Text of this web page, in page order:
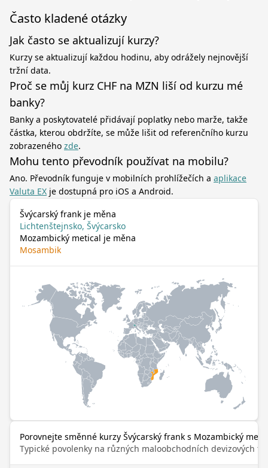
Často kladené otázky
Jak často se aktualizují kurzy?
Kurzy se aktualizují každou hodinu, aby odrážely nejnovější
tržní data.
Proč se můj kurz CHF na MZN liší od kurzu mé
banky?
Banky a poskytovatelé přidávají poplatky nebo marže, takže
částka, kterou obdržíte, se může lišit od referenčního kurzu
zobrazeného zde.
Mohu tento převodník používat na mobilu?
Ano. Převodník funguje v mobilních prohlížečích a aplikace
Valuta EX je dostupná pro iOS a Android.
Švýcarský frank je měna
Lichtenštejnsko, Švýcarsko
Mozambický metical je měna
Mosambik
Porovnejte směnné kurzy Švýcarský frank s Mozambický
Typické povolenky na různých maloobchodních devizových